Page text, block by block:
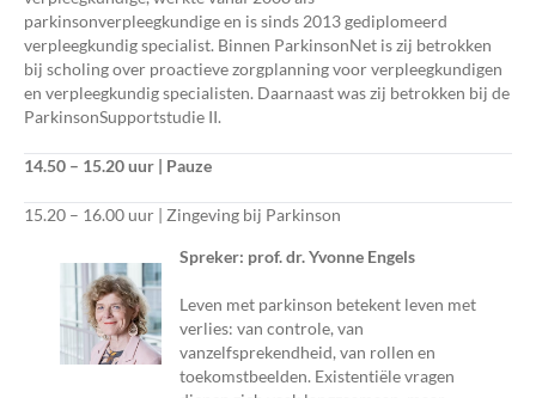
parkinsonverpleegkundige en is sinds 2013 gediplomeerd
verpleegkundig specialist. Binnen ParkinsonNet is zij betrokken
bij scholing over proactieve zorgplanning voor verpleegkundigen
en verpleegkundig specialisten. Daarnaast was zij betrokken bij de
ParkinsonSupportstudie II.
14.50 – 15.20 uur | Pauze
15.20 – 16.00 uur | Zingeving bij Parkinson
Spreker: prof. dr. Yvonne Engels
Leven met parkinson betekent leven met
verlies: van controle, van
vanzelfsprekendheid, van rollen en
toekomstbeelden. Existentiële vragen